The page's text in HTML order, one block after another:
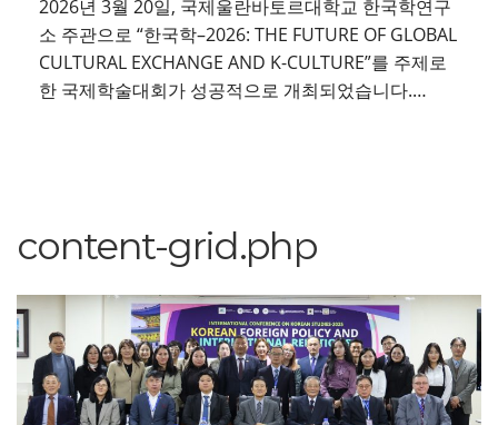
2026년 3월 20일, 국제울란바토르대학교 한국학연구
소 주관으로 “한국학–2026: THE FUTURE OF GLOBAL
CULTURAL EXCHANGE AND K-CULTURE”를 주제로
한 국제학술대회가 성공적으로 개최되었습니다.…
content-grid.php